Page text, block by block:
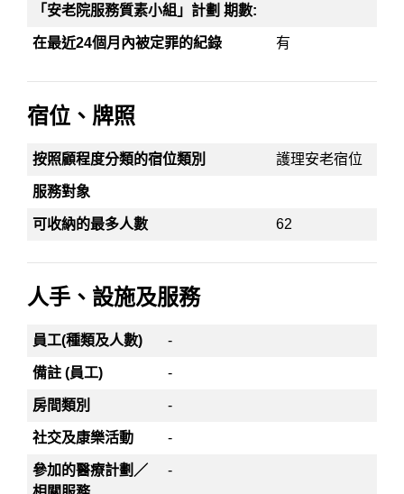
「安老院服務質素小組」計劃 期數:
在最近24個月內被定罪的紀錄 有
宿位、牌照
按照顧程度分類的宿位類別 護理安老宿位
服務對象
可收納的最多人數 62
人手、設施及服務
員工(種類及人數) -
備註 (員工) -
房間類別 -
社交及康樂活動 -
參加的醫療計劃／
-